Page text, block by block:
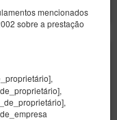
mencionados
sobre a prestação